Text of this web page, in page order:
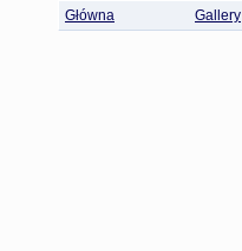
Główna Gallery